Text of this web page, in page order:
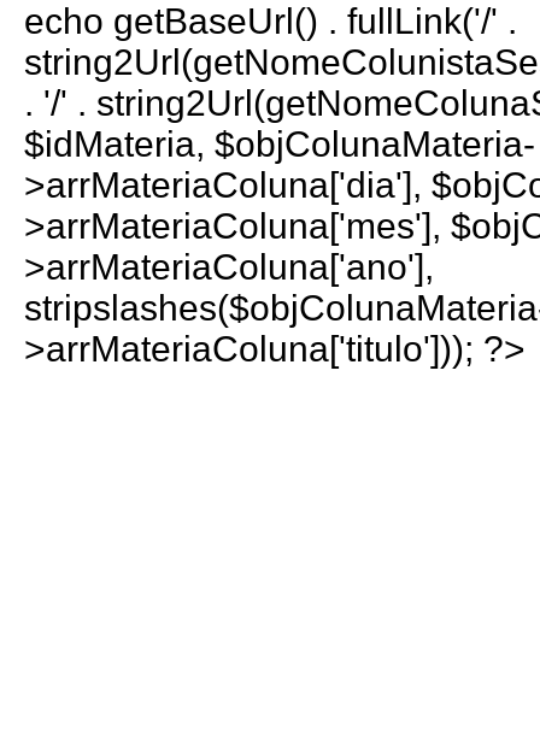
echo getBaseUrl() . fullLink('/' .
. '/' .
$idMateria, $objColunaMateria-
>arrMateriaColuna['dia'],
>arrMateriaColuna['mes'],
>arrMateriaColuna['ano'],
>arrMateriaColuna['titulo'])); ?>